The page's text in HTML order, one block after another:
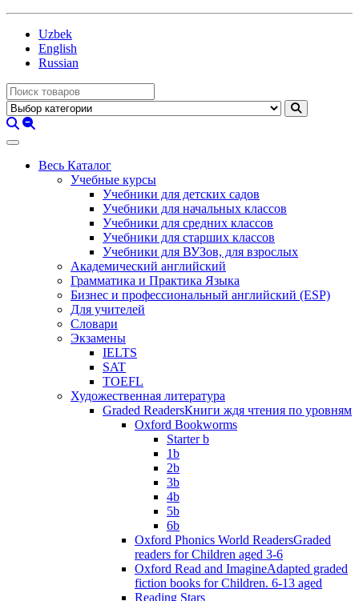
Uzbek
English
Russian
Весь Каталог
Учебные курсы
Учебники для детских садов
Учебники для начальных классов
Учебники для средних классов
Учебники для старших классов
Учебники для ВУЗов, для взрослых
Академический английский
Грамматика и Практика Языка
Бизнес и профессиональный английский (ESP)
Для учителей
Словари
Экзамены
IELTS
SAT
TOEFL
Художественная литература
Graded ReadersКниги ждя чтения по уровням
Oxford Bookworms
Starter b
1b
2b
3b
4b
5b
6b
Oxford Phonics World ReadersGraded
readers for Children aged 3-6
Oxford Read and ImagineAdapted graded
fiction books for Children. 6-13 aged
Reading Stars